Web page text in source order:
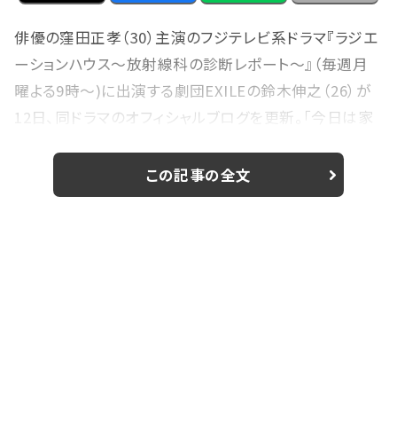
俳優の窪田正孝（30）主演のフジテレビ系ドラマ『ラジエ
ーションハウス～放射線科の診断レポート～』（毎週月
曜よる9時～)に出演する劇団EXILEの鈴木伸之（26）が
12日、同ドラマのオフィシャルブログを更新。「今日は家
は、現在「グランドジャンプ」（集英社）で連載中の同名コ
ミックが原作。レントゲンやCTで病変を写し出す診療放
この記事の全文